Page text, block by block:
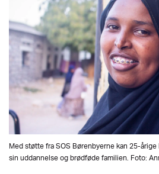
Med støtte fra SOS Børenbyerne kan 25-
sin uddannelse og brødføde familien. Foto: